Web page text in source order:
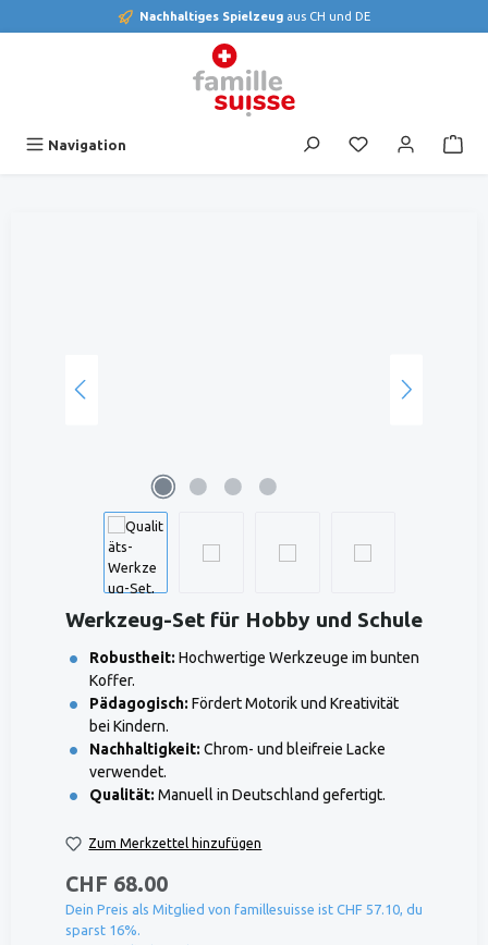
Nachhaltiges Spielzeug aus CH und DE
Navigation Du hast 0
Werkzeug-Set für Hobby und Schule
Robustheit: Hochwertige Werkzeuge im bunten
Koffer.
Pädagogisch: Fördert Motorik und Kreativität
bei Kindern.
Nachhaltigkeit: Chrom- und bleifreie Lacke
verwendet.
Qualität: Manuell in Deutschland gefertigt.
Zum Merkzettel hinzufügen
CHF 68.00
Dein Preis als Mitglied von famillesuisse ist CHF 57.10, du
sparst 16%.